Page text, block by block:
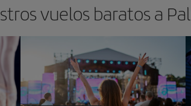
vuelos baratos a